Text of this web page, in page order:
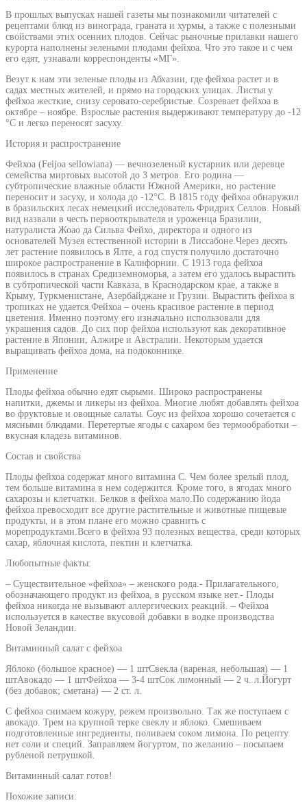
В прошлых выпусках нашей газеты мы познакомили читателей с
рецептами блюд из винограда, граната и хурмы, а также с полезными
свойствами этих осенних плодов. Сейчас рыночные прилавки нашего
курорта наполнены зелеными плодами фейхоа. Что это такое и с чем
его едят, узнавали корреспонденты «МГ».
Везут к нам эти зеленые плоды из Абхазии, где фейхоа растет и в
садах местных жителей, и прямо на городских улицах. Листья у
фейхоа жесткие, снизу серовато-серебристые. Созревает фейхоа в
октябре – ноябре. Взрослые растения выдерживают температуру до -12
°С и легко переносят засуху.
История и распространение
Фейхоа (Feijoa sellowiana) — вечнозеленый кустарник или деревце
семейства миртовых высотой до 3 метров. Его родина —
субтропические влажные области Южной Америки, но растение
переносит и засуху, и холода до -12°С. В 1815 году фейхоа обнаружил
в бразильских лесах немецкий исследователь Фридрих Селлов. Новый
вид назвали в честь первооткрывателя и уроженца Бразилии,
натуралиста Жоао да Сильва Фейхо, директора и одного из
основателей Музея естественной истории в Лиссабоне.Через десять
лет растение появилось в Ялте, а год спустя получило достаточно
широкое распространение в Калифорнии. С 1913 года фейхоа
появилось в странах Средиземноморья, а затем его удалось вырастить
в субтропической части Кавказа, в Краснодарском крае, а также в
Крыму, Туркменистане, Азербайджане и Грузии. Вырастить фейхоа в
тропиках не удается.Фейхоа – очень красивое растение в период
цветения. Именно поэтому его изначально использовали для
украшения садов. До сих пор фейхоа используют как декоративное
растение в Японии, Алжире и Австралии. Некоторым удается
выращивать фейхоа дома, на подоконнике.
Применение
Плоды фейхоа обычно едят сырыми. Широко распространены
напитки, джемы и ликеры из фейхоа. Многие любят добавлять фейхоа
во фруктовые и овощные салаты. Соус из фейхоа хорошо сочетается с
мясными блюдами. Перетертые ягоды с сахаром без термообработки –
вкусная кладезь витаминов.
Состав и свойства
Плоды фейхоа содержат много витамина С. Чем более зрелый плод,
тем больше витамина в нем содержится. Кроме того, в ягодах много
сахарозы и клетчатки. Белков в фейхоа мало.По содержанию йода
фейхоа превосходит все другие растительные и животные пищевые
продукты, и в этом плане его можно сравнить с
морепродуктами.Всего в фейхоа 93 полезных вещества, среди которых
сахар, яблочная кислота, пектин и клетчатка.
Любопытные факты:
– Существительное «фейхоа» – женского рода.- Прилагательного,
обозначающего продукт из фейхоа, в русском языке нет.- Плоды
фейхоа никогда не вызывают аллергических реакций. – Фейхоа
используется в качестве вкусовой добавки в водке производства
Новой Зеландии.
Витаминный салат с фейхоа
Яблоко (большое красное) — 1 штСвекла (вареная, небольшая) — 1
штАвокадо — 1 штФейхоа — 3-4 штСок лимонный — 2 ч. л.Йогурт
(без добавок; сметана) — 2 ст. л.
С фейхоа снимаем кожуру, режем произвольно. Так же поступаем с
авокадо. Трем на крупной терке свеклу и яблоко. Смешиваем
подготовленные ингредиенты, поливаем соком лимона. По рецепту
нет соли и специй. Заправляем йогуртом, по желанию – посыпаем
рубленой петрушкой.
Витаминный салат готов!
Похожие записи: